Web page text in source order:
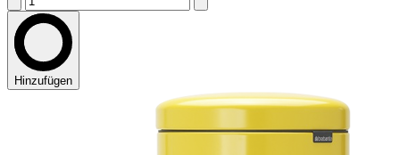
Hinzufügen